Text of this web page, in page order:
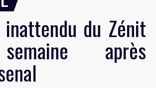
du Zénit
après